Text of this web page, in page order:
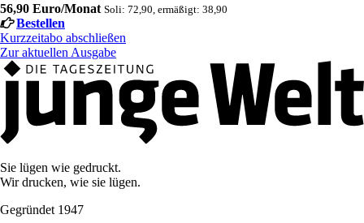
56,90 Euro/Monat Soli: 72,90, ermäßigt: 38,90
Bestellen
Kurzzeitabo abschließen
Zur aktuellen Ausgabe
Sie lügen wie gedruckt.
Wir drucken, wie sie lügen.
Gegründet 1947